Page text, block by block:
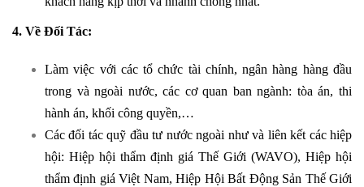
4. Về Đối Tác:
Làm việc với các tổ chức tài chính, ngân hàng hàng đầu
trong và ngoài nước, các cơ quan ban ngành: tòa án, thi
hành án, khối công quyền,…
Các đối tác quỹ đầu tư nước ngoài như và liên kết các hiệp
hội: Hiệp hội thẩm định giá Thế Giới (WAVO), Hiệp hội
thẩm định giá Việt Nam, Hiệp Hội Bất Động Sản Thế Giới